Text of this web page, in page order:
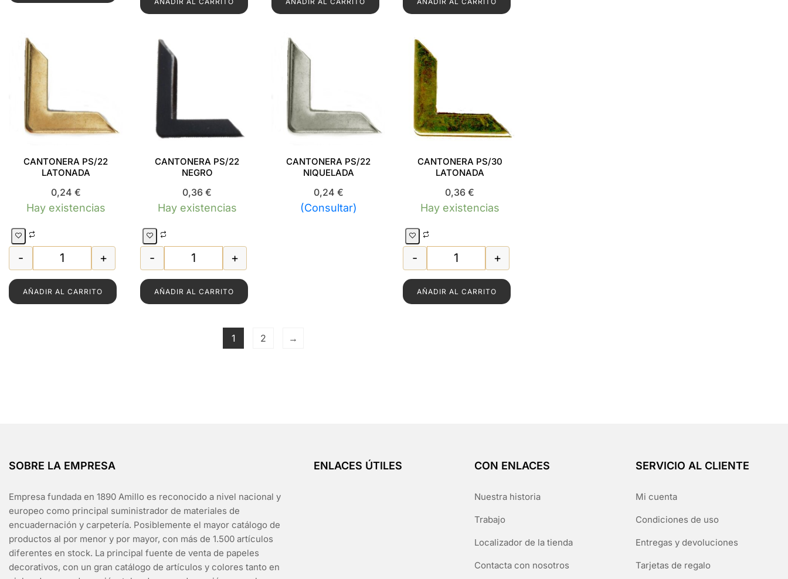
CANTONERA PS/22
LATONADA
0,24 €
Hay existencias
CANTONERA PS/22 LATONADA cantidad
- +
AÑADIR AL CARRITO
CANTONERA PS/22
NEGRO
0,36 €
Hay existencias
CANTONERA PS/22 NEGRO cantidad
- +
AÑADIR AL CARRITO
CANTONERA PS/22
NIQUELADA
0,24 €
(Consultar)
CANTONERA PS/30
LATONADA
0,36 €
Hay existencias
CANTONERA PS/30 LATONADA cantidad
- +
AÑADIR AL CARRITO
1 2 →
SOBRE LA EMPRESA
Empresa fundada en 1890 Amillo es reconocido a nivel nacional y
europeo como principal suministrador de materiales de
encuadernación y carpetería. Posiblemente el mayor catálogo de
productos al por menor y por mayor, con más de 1.500 artículos
diferentes en stock. La principal fuente de venta de papeles
decorativos, con un gran catálogo de artículos y colores tanto en
ENLACES ÚTILES CON ENLACES
Nuestra historia
Trabajo
Localizador de la tienda
Contacta con nosotros
SERVICIO AL CLIENTE
Mi cuenta
Condiciones de uso
Entregas y devoluciones
Tarjetas de regalo